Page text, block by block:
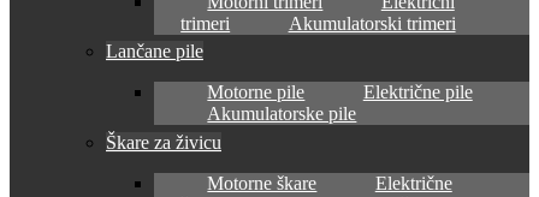
trimeri
Akumulatorski trimeri
Lančane pile
Motorne pile
Električne pile
Akumulatorske pile
Škare za živicu
Motorne škare
Električne